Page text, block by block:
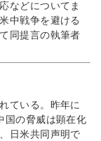
などについてま
中戦争を避ける
同提言の執筆者
ている。昨年に
国の脅威は顕在化
日米共同声明で